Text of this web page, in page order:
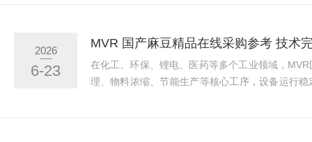
障不完善等问题。本文结合行业实操经验、企业
落地项目案例，梳理厂家筛选要点，并介绍河北
费化工科技有限公司相关设备与配套服务。二...
2026
6-23
在化工、环保、锂电、医药等多个工业领域，
理、物料浓缩、节能生产等核心工序，设备运行